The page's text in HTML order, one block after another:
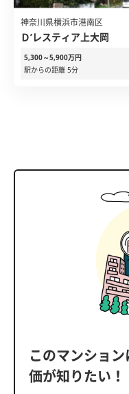
神奈川県横浜市港南区
Ｄ’レスティア上大岡
5,300～5,900万円
駅からの距離 5分
このマンショ
価が知りたい！